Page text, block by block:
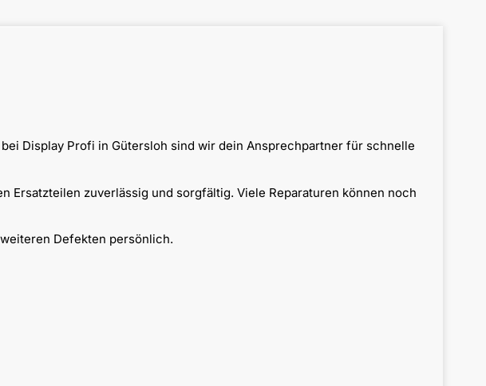
Display Profi in Gütersloh sind wir dein Ansprechpartner für schnelle
zuverlässig und sorgfältig. Viele Reparaturen können noch
Defekten persönlich.